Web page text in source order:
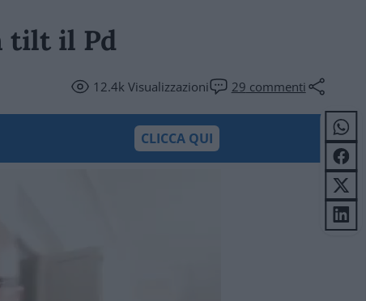
tilt il Pd
12.4kVisualizzazioni 29 commenti
CLICCA QUI